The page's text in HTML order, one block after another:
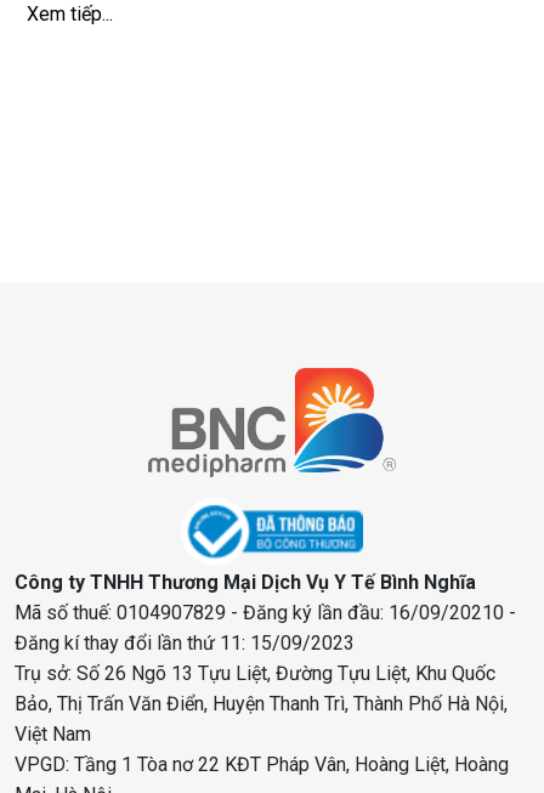
Xem tiếp...
Công ty TNHH Thương Mại Dịch Vụ Y Tế Bình Nghĩa
Mã số thuế: 0104907829 - Đăng ký lần đầu: 16/09/20210 -
Đăng kí thay đổi lần thứ 11: 15/09/2023
Trụ sở: Số 26 Ngõ 13 Tựu Liệt, Đường Tựu Liệt, Khu Quốc
Bảo, Thị Trấn Văn Điển, Huyện Thanh Trì, Thành Phố Hà Nội,
Việt Nam
VPGD: Tầng 1 Tòa nơ 22 KĐT Pháp Vân, Hoàng Liệt, Hoàng